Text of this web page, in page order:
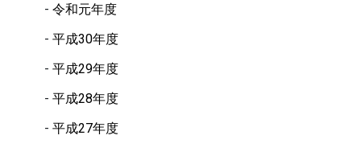
令和元年度
平成30年度
平成29年度
平成28年度
平成27年度